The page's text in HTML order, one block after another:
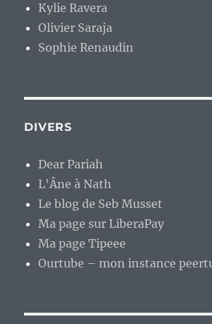
Kylie Ravera
Olivier Saraja
Sophie Renaudin
DIVERS
Dear Pariah
L'Âne à Nath
Le blog de Seb Musset
Ma page sur LiberaPay
Ma page Tipeee
Ourtube – mon instance